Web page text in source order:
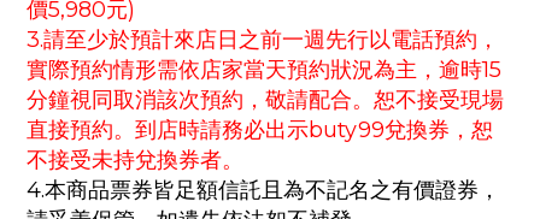
價5,980元)
3.請至少於預計來店日之前一週先行以電話預約，
實際預約情形需依店家當天預約狀況為主，逾時15
分鐘視同取消該次預約，敬請配合。恕不接受現場
直接預約。到店時請務必出示buty99兌換券，恕
不接受未持兌換券者。
4.本商品票券皆足額信託且為不記名之有價證券，